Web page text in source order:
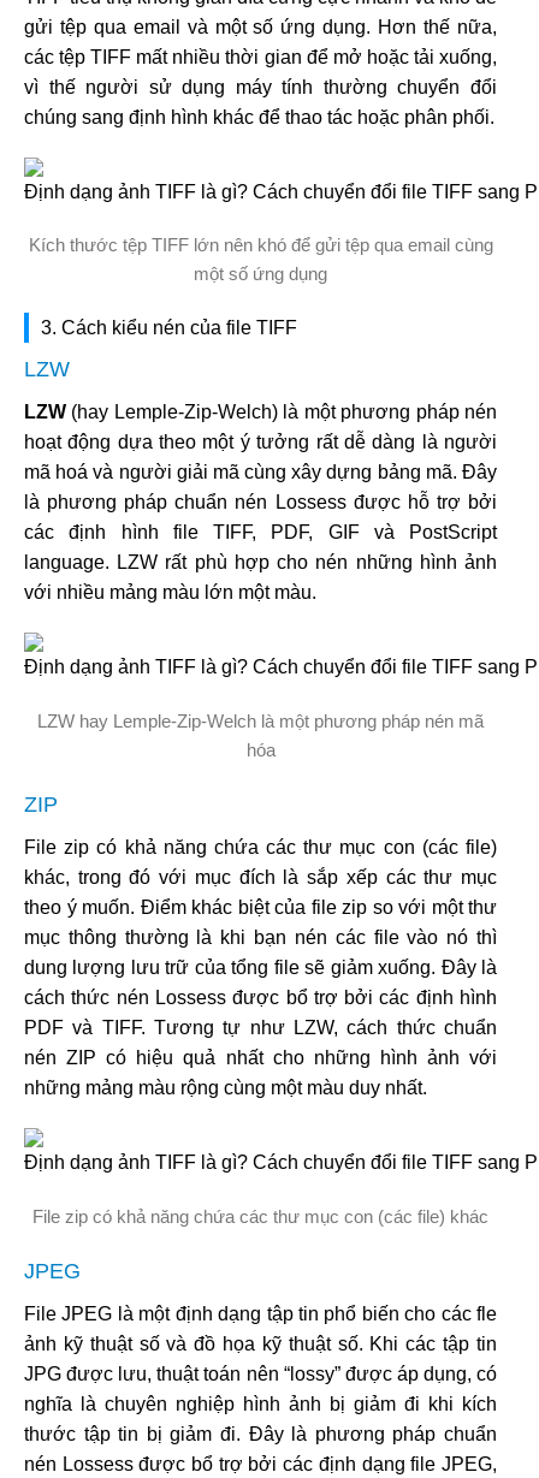
gửi tệp qua email và một số ứng dụng. Hơn thế nữa,
các tệp TIFF mất nhiều thời gian để mở hoặc tải xuống,
vì thế người sử dụng máy tính thường chuyển đổi
chúng sang định hình khác để thao tác hoặc phân phối.
Kích thước tệp TIFF lớn nên khó để gửi tệp qua email cùng
một số ứng dụng
3. Cách kiểu nén của file TIFF
LZW
LZW (hay Lemple-Zip-Welch) là một phương pháp nén
hoạt động dựa theo một ý tưởng rất dễ dàng là người
mã hoá và người giải mã cùng xây dựng bảng mã. Đây
là phương pháp chuẩn nén Lossess được hỗ trợ bởi
các định hình file TIFF, PDF, GIF và PostScript
language. LZW rất phù hợp cho nén những hình ảnh
với nhiều mảng màu lớn một màu.
LZW hay Lemple-Zip-Welch là một phương pháp nén mã
hóa
ZIP
File zip có khả năng chứa các thư mục con (các file)
khác, trong đó với mục đích là sắp xếp các thư mục
theo ý muốn. Điểm khác biệt của file zip so với một thư
mục thông thường là khi bạn nén các file vào nó thì
dung lượng lưu trữ của tổng file sẽ giảm xuống. Đây là
cách thức nén Lossess được bổ trợ bởi các định hình
PDF và TIFF. Tương tự như LZW, cách thức chuẩn
nén ZIP có hiệu quả nhất cho những hình ảnh với
những mảng màu rộng cùng một màu duy nhất.
File zip có khả năng chứa các thư mục con (các file) khác
JPEG
File JPEG là một định dạng tập tin phổ biến cho các fle
ảnh kỹ thuật số và đồ họa kỹ thuật số. Khi các tập tin
JPG được lưu, thuật toán nên “lossy” được áp dụng, có
nghĩa là chuyên nghiệp hình ảnh bị giảm đi khi kích
thước tập tin bị giảm đi. Đây là phương pháp chuẩn
nén Lossess được bổ trợ bởi các định dạng file JPEG,